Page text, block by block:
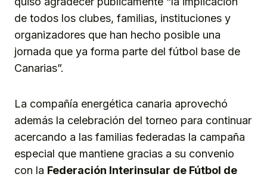
de todos los clubes, familias, instituciones y
organizadores que han hecho posible una
jornada que ya forma parte del fútbol base de
Canarias”.
La compañía energética canaria aprovechó
además la celebración del torneo para continuar
acercando a las familias federadas la campaña
especial que mantiene gracias a su convenio
con la Federación Interinsular de Fútbol de